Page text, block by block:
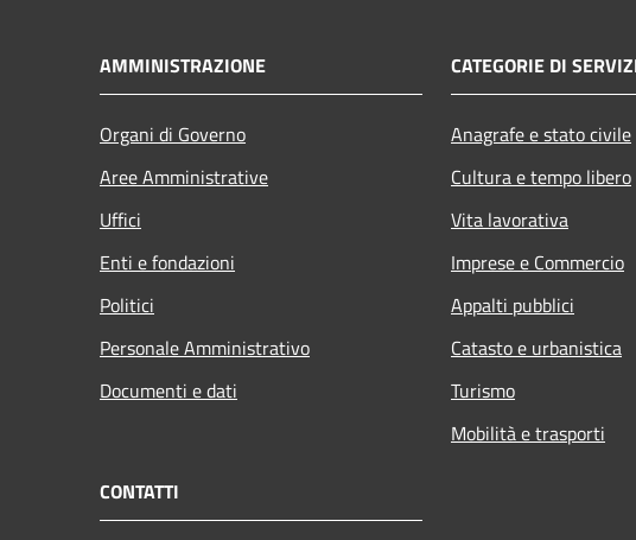
AMMINISTRAZIONE
Organi di Governo
Aree Amministrative
Uffici
Enti e fondazioni
Politici
Personale Amministrativo
Documenti e dati
CATEGORIE DI
Anagrafe e stato civile
Cultura e tempo libero
Vita lavorativa
Imprese e Commercio
Appalti pubblici
Catasto e urbanistica
Turismo
Mobilità e trasporti
CONTATTI